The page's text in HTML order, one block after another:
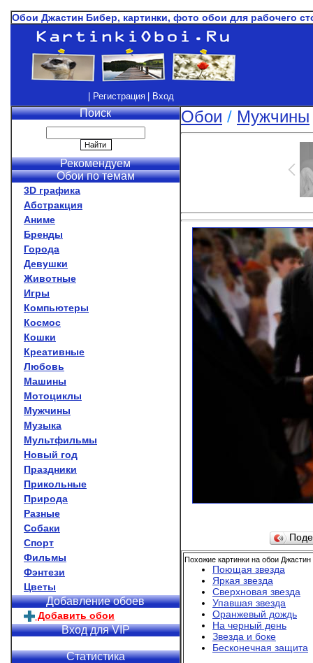
Обои Джастин Бибер, картинки, фото обои для рабочего
| Регистрация | Вход
Поиск
Рекомендуем
Обои по темам
3D графика
Абстракция
Аниме
Бренды
Города
Девушки
Животные
Игры
Компьютеры
Космос
Кошки
Креативные
Любовь
Машины
Мотоциклы
Мужчины
Музыка
Мультфильмы
Новый год
Праздники
Прикольные
Природа
Разные
Собаки
Спорт
Фильмы
Фэнтези
Цветы
Добавление обоев
Добавить обои
Вход для VIP
Статистика
Обои / Мужчины
Похожие картинки на обои Джастин
Поющая звезда
Яркая звезда
Сверхновая звезда
Упавшая звезда
Оранжевый дождь
На черный день
Звезда и боке
Бесконечная защита